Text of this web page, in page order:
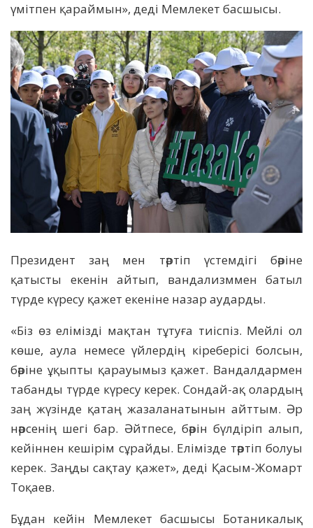
үмітпен қараймын», деді Мемлекет басшысы.
Президент заң мен тәртіп үстемдігі бәріне
қатысты екенін айтып, вандализммен батыл
түрде күресу қажет екеніне назар аударды.
«Біз өз елімізді мақтан тұтуға тиіспіз. Мейлі ол
көше, аула немесе үйлердің кіреберісі болсын,
бәріне ұқыпты қарауымыз қажет. Вандалдармен
табанды түрде күресу керек. Сондай-ақ олардың
заң жүзінде қатаң жазаланатынын айттым. Әр
нәрсенің шегі бар. Әйтпесе, бәрін бүлдіріп алып,
кейіннен кешірім сұрайды. Елімізде тәртіп болуы
керек. Заңды сақтау қажет», деді Қасым-Жомарт
Тоқаев.
Бұдан кейін Мемлекет басшысы Ботаникалық